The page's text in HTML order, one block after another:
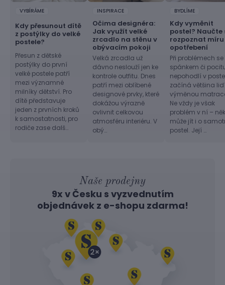
VYBÍRÁME
Kdy přesunout dítě
z postýlky do velké
postele?
Přesun z dětské
postýlky do první
velké postele patří
mezi významné
milníky dětství. Pro
dítě představuje
jeden z prvních kroků
k samostatnosti, pro
rodiče zase dalš…
INSPIRACE
Očima designéra:
Jak využít velké
zrcadlo na stěnu v
obývacím pokoji
Velká zrcadla už
dávno neslouží jen ke
kontrole outfitu. Dnes
patří mezi oblíbené
designové prvky, které
dokážou výrazně
ovlivnit celkovou
atmosféru interiéru. V
obý…
BYDLÍME
Kdy vyměnit
postel? Naučte
rozpoznat míru
opotřebení
Při problémech se
spánkem či
nepohodlí v
začíná většina
výměnou
Ne vždy je však
problém v ní –
může jít i o
postel. Její …
Naše prodejny
9x v Česku s vyzvednutím
objednávek z e-shopu zdarma!